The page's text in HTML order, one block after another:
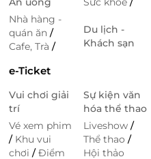
Nhà hàng -
quán ăn /
Cafe, Trà /
Du lịch -
Khách sạn
e-Ticket
Vui chơi giải
trí
Vé xem phim
/ Khu vui
chơi /Điểm
Sự kiện văn
hóa thể thao
Liveshow /
Thể thao /
Hội thảo